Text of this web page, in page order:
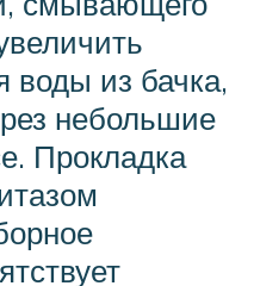
воды из бачка,
небольшие
Прокладка